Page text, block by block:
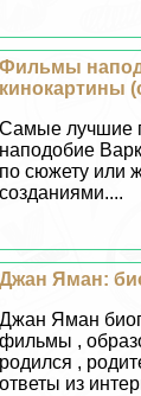
Фильмы
кинокартины
Самые лучшие
наподобие
по сюжету или
созданиями....
Джан Яман:
Джан Яман
фильмы ,
родился ,
ответы из